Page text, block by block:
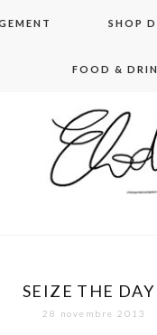
SHOP
FOOD &
in
SEIZE THE DAY
28 novembre 2013